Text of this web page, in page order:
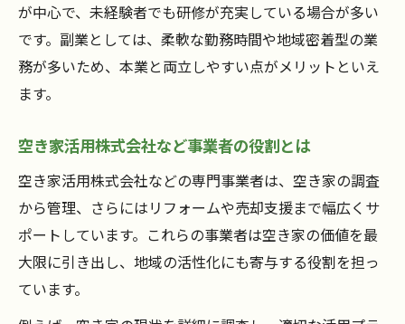
が中心で、未経験者でも研修が充実している場合が多い
です。副業としては、柔軟な勤務時間や地域密着型の業
務が多いため、本業と両立しやすい点がメリットといえ
ます。
空き家活用株式会社など事業者の役割とは
空き家活用株式会社などの専門事業者は、空き家の調査
から管理、さらにはリフォームや売却支援まで幅広くサ
ポートしています。これらの事業者は空き家の価値を最
大限に引き出し、地域の活性化にも寄与する役割を担っ
ています。